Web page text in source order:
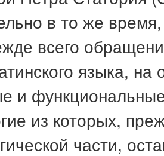
в то же
всего
языка, на
и
из которых,
части,